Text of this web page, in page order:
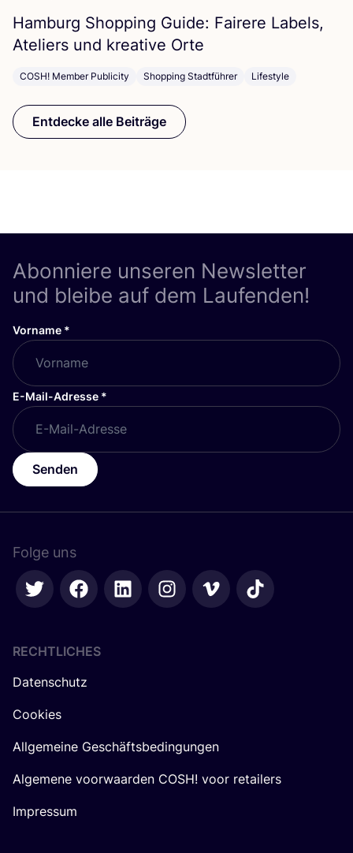
Ham­burg Shop­ping Gui­de: Fai­re­re Labels,
Ate­liers und krea­ti­ve Orte
COSH! Member Publicity Shopping Stadtführer Lifestyle
Entdecke alle Beiträge
Abonniere unseren Newsletter
und bleibe auf dem Laufenden!
Vorname *
E-Mail-Adresse *
Senden
Folge uns
RECHTLICHES
Datenschutz
Cookies
Allgemeine Geschäftsbedingungen
Algemene voorwaarden COSH! voor retailers
Impressum